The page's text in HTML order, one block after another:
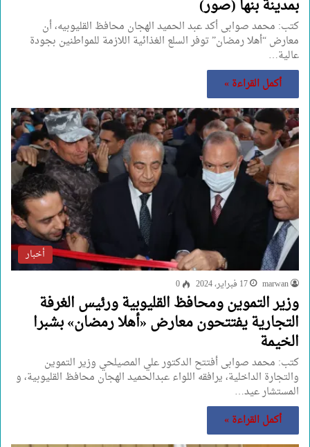
بمدينة بنها (صور)
كتب: محمد صوابى أكد عبد الحميد الهجان محافظ القليوبيه، أن
معارض “أهلا رمضان” توفر السلع الغذائية اللازمة للمواطنين بجودة
عالية…
أكمل القراءة »
أخبار
marwan 17 فبراير، 2024 0
وزير التموين ومحافظ القليوبية ورئيس الغرفة
التجارية يفتتحون معارض «أهلا رمضان» بشبرا
الخيمة
كتب: محمد صوابى أفتتح الدكتور علي المصيلحي وزير التموين
والتجارة الداخلية، يرافقه اللواء عبدالحميد الهجان محافظ القليوبية، و
المستشار عيد…
أكمل القراءة »